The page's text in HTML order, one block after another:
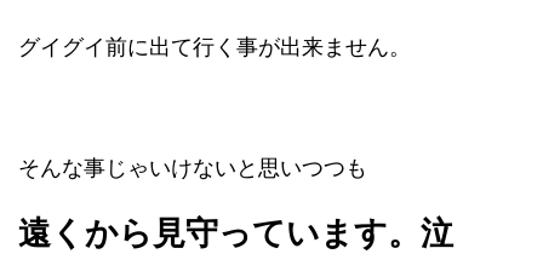
グイグイ前に出て行く事が出来ません。
そんな事じゃいけないと思いつつも
遠くから見守っています。泣